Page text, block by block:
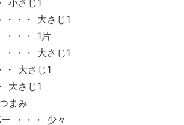
小さじ1
・・・ 大さじ1
・・・ 1片
・・・ 大さじ1
・ 大さじ1
大さじ1
まみ
・・・ 少々